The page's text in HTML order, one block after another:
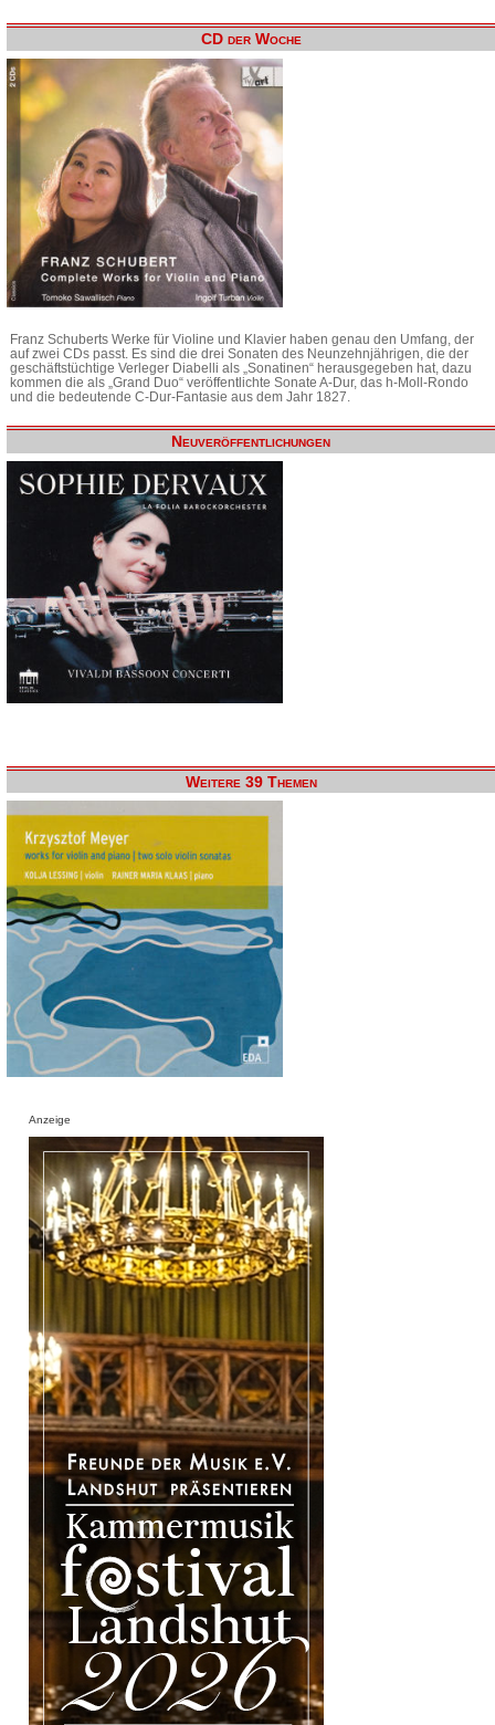
CD der Woche
Franz Schuberts Werke für Violine und Klavier haben genau den Umfang, der
auf zwei CDs passt. Es sind die drei Sonaten des Neunzehnjährigen, die der
geschäftstüchtige Verleger Diabelli als „Sonatinen“ herausgegeben hat, dazu
kommen die als „Grand Duo“ veröffentlichte Sonate A-Dur, das h-Moll-Rondo
und die bedeutende C-Dur-Fantasie aus dem Jahr 1827.
Neuveröffentlichungen
Weitere 39 Themen
Anzeige